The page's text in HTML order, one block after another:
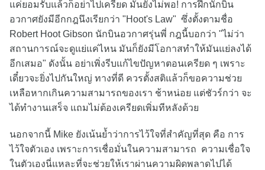
แค่ยอมรับแล้วก็อย่าไปเครียด มันยังไม่พอ! การฝึกนักบิน
อวกาศยังมีอีกกฎนึงเรียกว่า "Hoot's Law" ซึ่งตั้งตามชื่อ
Robert Hoot Gibson นักบินอวกาศรุ่นพี่ กฎนี้บอกว่า "ไม่ว่า
สถานการณ์จะดูแย่แค่ไหน มันก็ยังมีโอกาสทำให้มันแย่ลงได้
อีกเสมอ" ดังนั้น อย่าเพิ่งรีบแก้ไขปัญหาตอนเครียด ๆ เพราะ
เดี๋ยวจะยิ่งไปกันใหญ่ ทางที่ดี ควรตั้งสติแล้วก็ขอความช่วย
เหลือหากเกินความสามารถของเรา ช้าหน่อย แต่ชัวร์กว่า จะ
ได้ทำงานเสร็จ แถมไม่ต้องเครียดเพิ่มทีหลังด้วย
นอกจากนี้ Mike ยังเน้นย้ำว่าการไว้ใจที่สำคัญที่สุด คือ การ
ไว้ใจตัวเอง เพราะการเชื่อมั่นในความสามารถ ความเชื่อใจ
ในตัวเองนี่แหละที่จะช่วยให้เราผ่านความผิดพลาดไปได้